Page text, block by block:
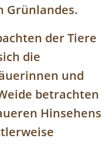
Grünlandes.
der Tiere
die
und
betrachten
Hinsehens